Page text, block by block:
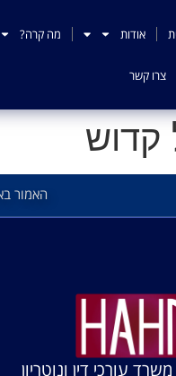
אודות מה קרה?
צרו קשר
קדוש
האמור
עורכי דין ונוטריון